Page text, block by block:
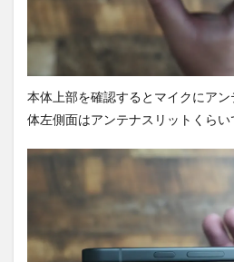
本体上部を確認するとマイクにア
体左側面はアンテナスリットくらい